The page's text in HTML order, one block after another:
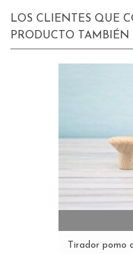
LOS CLIENTES QUE
PRODUCTO
Tirador pomo